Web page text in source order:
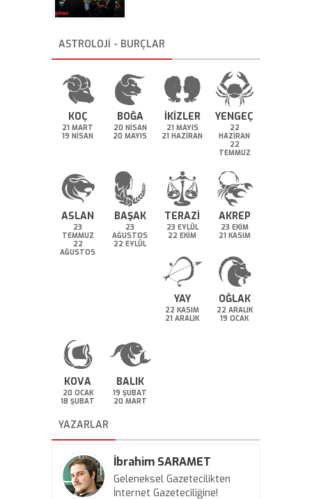
ASTROLOJİ - BURÇLAR
KOÇ
21 MART
19 NİSAN
BOĞA
20 NİSAN
20 MAYIS
İKİZLER
21 MAYIS
21 HAZİRAN
YENGEÇ
22
HAZİRAN
22
TEMMUZ
ASLAN
23
TEMMUZ
22
AĞUSTOS
BAŞAK
23
AĞUSTOS
22 EYLÜL
TERAZİ
23 EYLÜL
22 EKİM
AKREP
23 EKİM
21 KASIM
YAY
22 KASIM
21 ARALIK
OĞLAK
22 ARALIK
19 OCAK
KOVA
20 OCAK
18 ŞUBAT
BALIK
19 ŞUBAT
20 MART
YAZARLAR
İbrahim SARAMET
Geleneksel Gazetecilikten
İnternet Gazeteciliğine!